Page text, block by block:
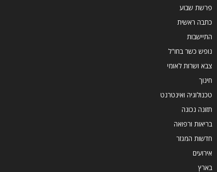
פרשת שבוע
כתבה ראשית
התיישבות
נופש כשר בחו"ל
צבא ושרות לאומי
חינוך
טכנולוגיה ואינטרנט
תזונה נכונה
בריאות ורפואה
חדשות המגזר
אירועים
בארץ